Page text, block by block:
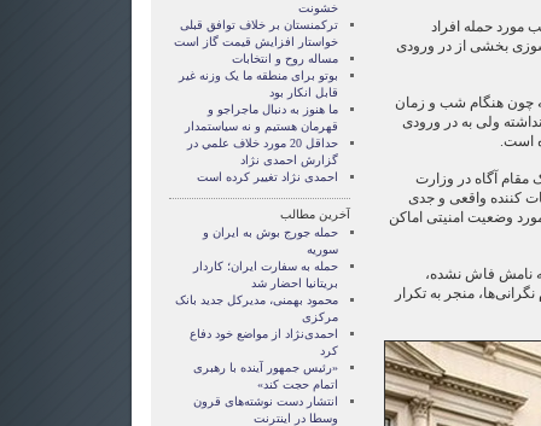
مورد حمله افراد
بخشی از در ورودی
چون هنگام شب و زمان
ولی به در ورودی
است.
مقام آگاه در وزارت
کننده‌ واقعی و جدی
وضعیت امنیتی اماکن
نامش فاش نشده،
منجر به تکرار
خشونت
ترکمنستان بر خلاف توافق قبلی
خواستار افزایش قیمت گاز است
مساله روح و انتخابات
بوتو برای منطقه ما یک وزنه غیر
قابل انکار بود
ما هنوز به دنبال ماجراجو و
قهرمان هستيم و نه سياستمدار
حداقل 20 مورد خلاف علمي در
گزارش احمدی نژاد
احمدی نژاد تغییر کرده است
آخرین مطالب
حمله جورج بوش به ایران و
سوریه
حمله به سفارت ایران؛ کاردار
بریتانیا احضار شد
محمود بهمنی، مدیرکل جدید بانک
مرکزی
احمدی‌نژاد از مواضع خود دفاع
کرد
«رئیس جمهور آینده با رهبری
اتمام حجت کند»
انتشار دست نوشته‌های قرون
وسطا در اينترنت